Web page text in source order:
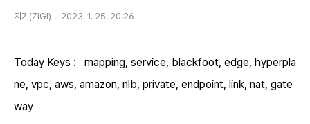
지기(ZIGI) 2023. 1. 25. 20:26
Today Keys : mapping, service, blackfoot, edge, hyperpla
ne, vpc, aws, amazon, nlb, private, endpoint, link, nat, gate
way